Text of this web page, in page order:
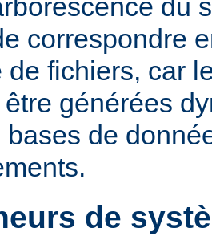
du
correspondre
de fichiers, car
générées
bases de
de